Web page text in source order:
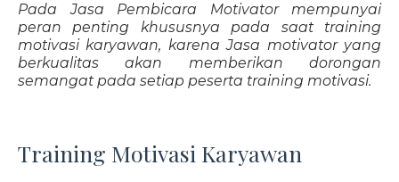
Pada Jasa Pembicara Motivator mempunyai
peran penting khususnya pada saat training
motivasi karyawan, karena Jasa motivator yang
berkualitas akan memberikan dorongan
semangat pada setiap peserta training motivasi.
Training Motivasi Karyawan